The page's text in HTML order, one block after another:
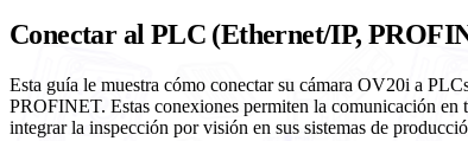
Conectar al PLC (Ethernet/IP,
Esta guía le muestra cómo conectar su cámara OV20i a
PROFINET. Estas conexiones permiten la comunicación en
integrar la inspección por visión en sus sistemas de